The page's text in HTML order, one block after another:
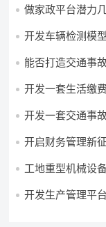
做家政平台潜力
开发车辆检测模
能否打造交通事
开发一套生活缴
开发一套交通事
开启财务管理新
工地重型机械设
开发生产管理平